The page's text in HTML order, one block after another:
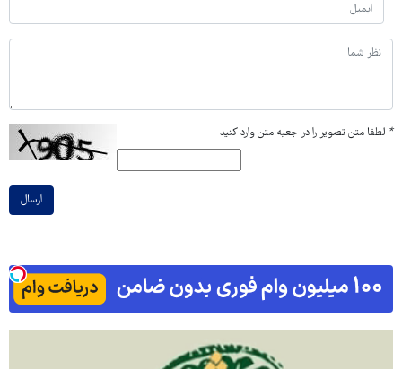
* لطفا متن تصویر را در جعبه متن وارد کنید
ارسال